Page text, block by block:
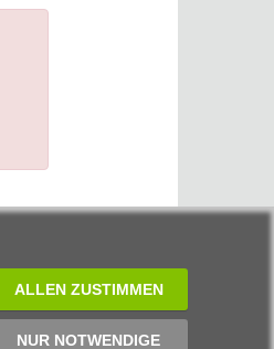
ALLEN ZUSTIMMEN
NUR NOTWENDIGE